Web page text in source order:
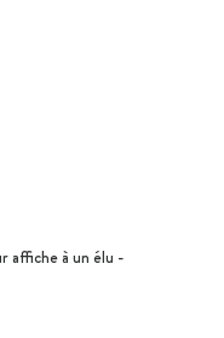
affiche à un élu -